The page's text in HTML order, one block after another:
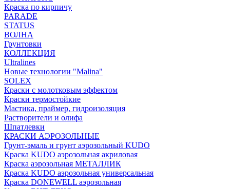
Краска по кирпичу
PARADE
STATUS
ВОЛНА
Грунтовки
КОЛЛЕКЦИЯ
Ultralines
Новые технологии "Malina"
SOLEX
Краски с молотковым эффектом
Краски термостойкие
Мастика, праймер, гидроизоляция
Растворители и олифа
Шпатлевки
КРАСКИ АЭРОЗОЛЬНЫЕ
Грунт-эмаль и грунт аэрозольный KUDO
Краска KUDO аэрозольная акриловая
Краска аэрозольная МЕТАЛЛИК
Краска KUDO аэрозольная универсальная
Краска DONEWELL аэрозольная